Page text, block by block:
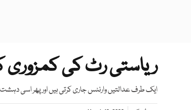
ریاستی رٹ کی کمزوری
ایک طرف عدالتیں وارنٹس جاری کرتی ہیں اور پھر اسی